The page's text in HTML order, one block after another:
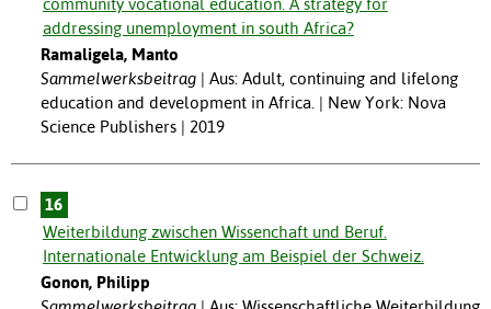
addressing unemployment in south Africa?
Ramaligela, Manto
Sammelwerksbeitrag
Aus: Adult, continuing and lifelong
education and development in Africa. | New York: Nova
Science Publishers | 2019
16
Weiterbildung zwischen Wissenchaft und Beruf.
Internationale Entwicklung am Beispiel der Schweiz.
Gonon, Philipp